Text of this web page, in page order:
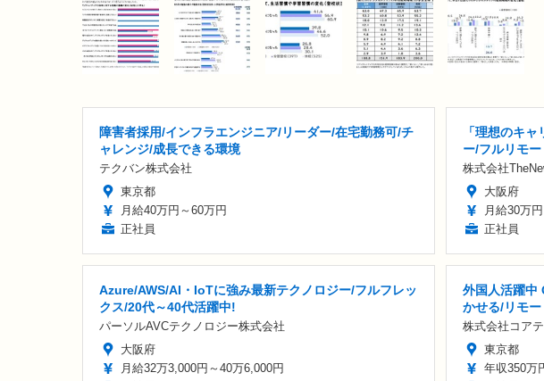
障害者採用/インフラエンジニア/リーダー/在宅勤務可/チ
ャレンジ/成長できる環境
テクバン株式会社
東京都
月給40万円～60万円
正社員
「理想のキ
ー/フルリモ
株式会社
大阪府
月給30万
正社員
Azure/AWS/AI・IoTに強み最新テクノロジー/フルフレッ
クス/20代～40代活躍中!
パーソルAVCテクノロジー株式会社
大阪府
月給32万3,000円～40万6,000円
外国人活躍中
かせる/リモー
株式会社コア
東京都
年収350万